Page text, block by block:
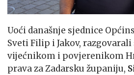
Uoći današnje sjednice
Sveti Filip i Jakov,
vijećnikom i povjerenikom
prava za Zadarsku županiju,